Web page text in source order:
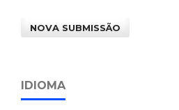
NOVA SUBMISSÃO
IDIOMA